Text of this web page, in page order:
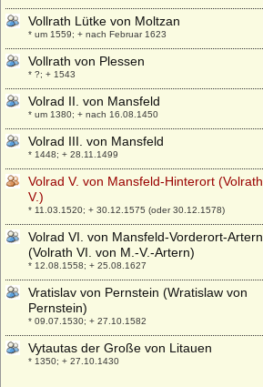
Vollrath Lütke von Moltzan
* um 1559; + nach Februar 1623
Vollrath von Plessen
* ?; + 1543
Volrad II. von Mansfeld
* um 1380; + nach 16.08.1450
Volrad III. von Mansfeld
* 1448; + 28.11.1499
Volrad V. von Mansfeld-Hinterort (Volrath
V.)
* 11.03.1520; + 30.12.1575 (oder 30.12.1578)
Volrad VI. von Mansfeld-Vorderort-Artern
(Volrath VI. von M.-V.-Artern)
* 12.08.1558; + 25.08.1627
Vratislav von Pernstein (Wratislaw von
Pernstein)
* 09.07.1530; + 27.10.1582
Vytautas der Große von Litauen
* 1350; + 27.10.1430